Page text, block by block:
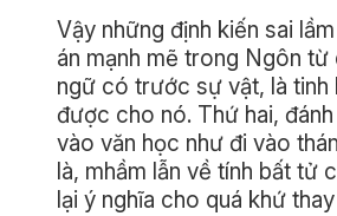
Vậy những định kiến sai
án mạnh mẽ trong Ngôn
ngữ có trước sự vật, là tinh
được cho nó. Thứ hai,
vào văn học như đi vào
là, mhầm lẫn về tính bất tử
lại ý nghĩa cho quá khứ